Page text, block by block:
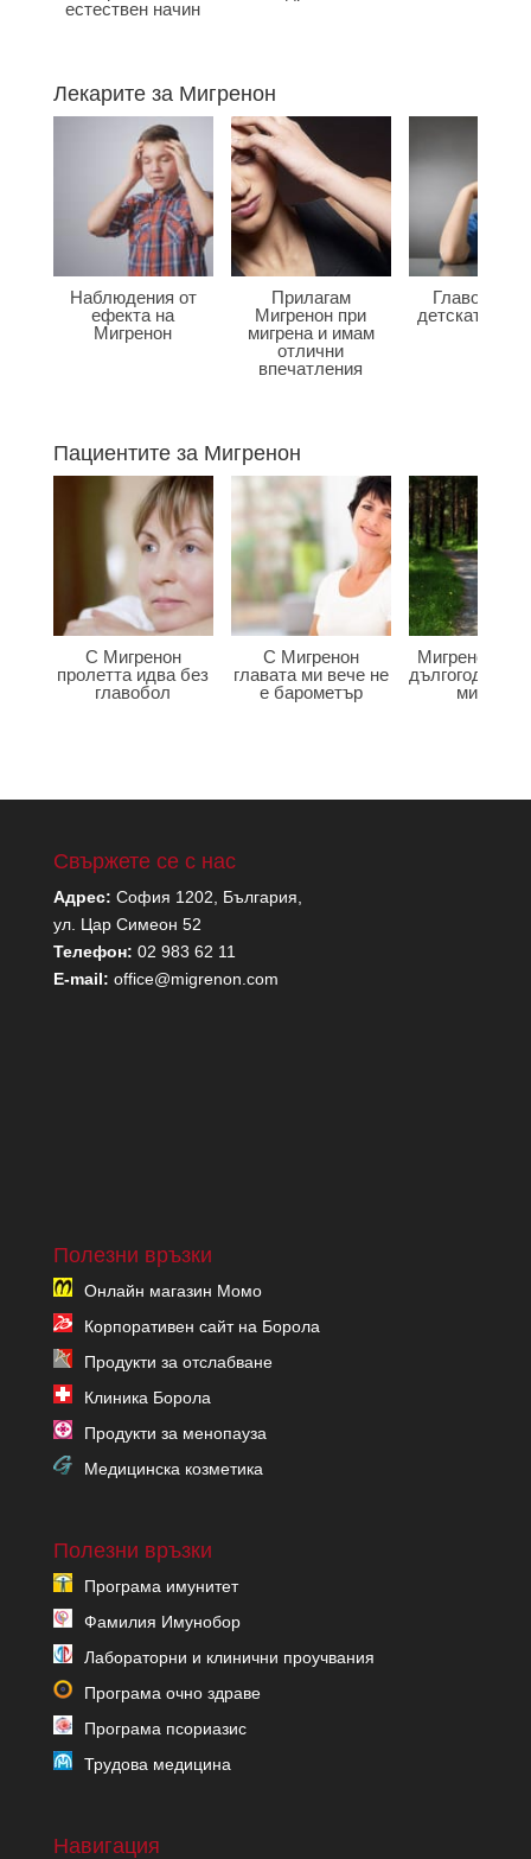
естествен начин
Лекарите за Мигренон
Наблюдения от
ефекта на
Мигренон
Прилагам
Мигренон при
мигрена и имам
отлични
впечатления
детската
Пациентите за Мигренон
С Мигренон
пролетта идва без
главобол
С Мигренон
главата ми вече не
е барометър
Мигренон
мигрена
Свържете се с нас
Адрес: София 1202, България,
ул. Цар Симеон 52
Телефон: 02 983 62 11
E-mail: office@migrenon.com
Полезни връзки
Онлайн магазин Момо
Корпоративен сайт на Борола
Продукти за отслабване
Клиника Борола
Продукти за менопауза
Медицинска козметика
Полезни връзки
Програма имунитет
Фамилия Имунобор
Лабораторни и клинични проучвания
Програма очно здраве
Програма псориазис
Трудова медицина
Навигация